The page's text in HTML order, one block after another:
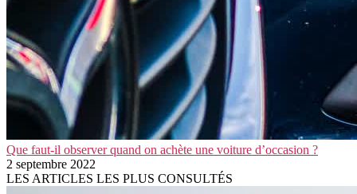
Que faut-il observer quand on achète une voiture d’occasion ?
2 septembre 2022
LES ARTICLES LES PLUS CONSULTÉS